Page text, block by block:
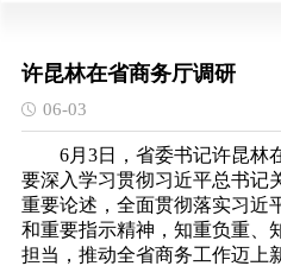
许昆林在省商务厅调研
06-03
6月3日，省委书记许昆林在
要深入学习贯彻习近平总书记
重要论述，全面贯彻落实习近
和重要指示精神，知重负重、
担当，推动全省商务工作迈上